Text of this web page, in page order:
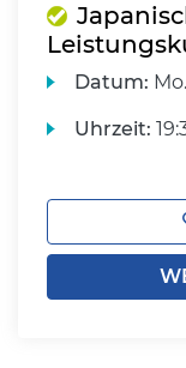
Datum: Mo.
Uhrzeit: